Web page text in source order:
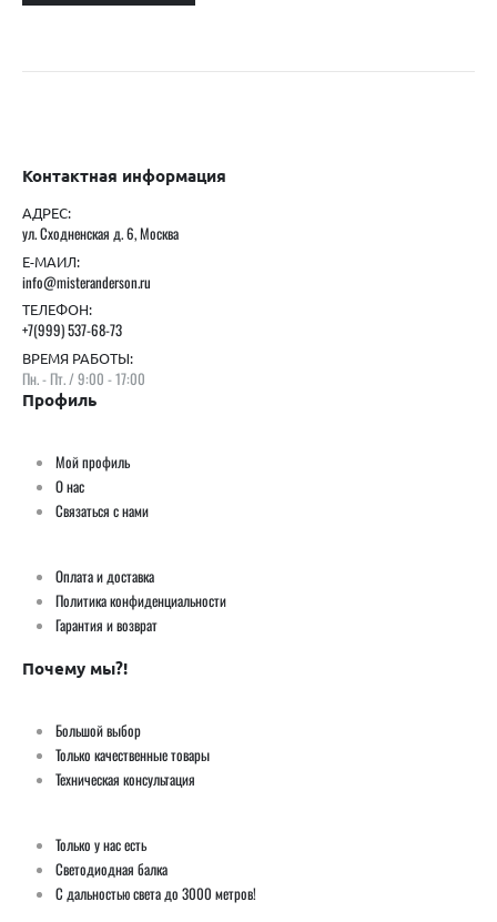
Контактная информация
АДРЕС:
ул. Сходненская д. 6, Москва
Е-МАИЛ:
info@misteranderson.ru
ТЕЛЕФОН:
+7(999) 537-68-73
ВРЕМЯ РАБОТЫ:
Пн. - Пт. / 9:00 - 17:00
Профиль
Мой профиль
О нас
Связаться с нами
Оплата и доставка
Политика конфиденциальности
Гарантия и возврат
Почему мы?!
Большой выбор
Только качественные товары
Техническая консультация
Только у нас есть
Светодиодная балка
С дальностью света до 3000 метров!